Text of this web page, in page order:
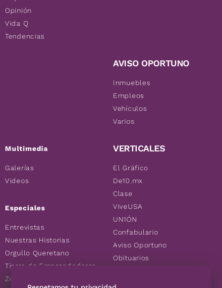
Opinión
Vida Q
Tendencias
Multimedia
Galerías
Videos
Especiales
Entrevistas
Nuestras Historias
Orgullo Queretano
Tierra de Emprendedores
Zoociales
AVISO OPORTUNO
Inmuebles
Empleos
Vehículos
Varios
VERTICALES
El Gráfico
De10.mx
Clase
ViveUSA
UN1ÓN
Confabulario
Aviso Oportuno
Obituarios
Consultas